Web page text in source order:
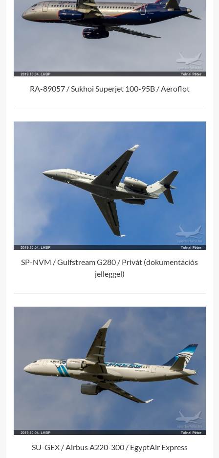
RA-89057 / Sukhoi Superjet 100-95B / Aeroflot
SP-NVM / Gulfstream G280 / Privát (dokumentációs
jelleggel)
SU-GEX / Airbus A220-300 / EgyptAir Express